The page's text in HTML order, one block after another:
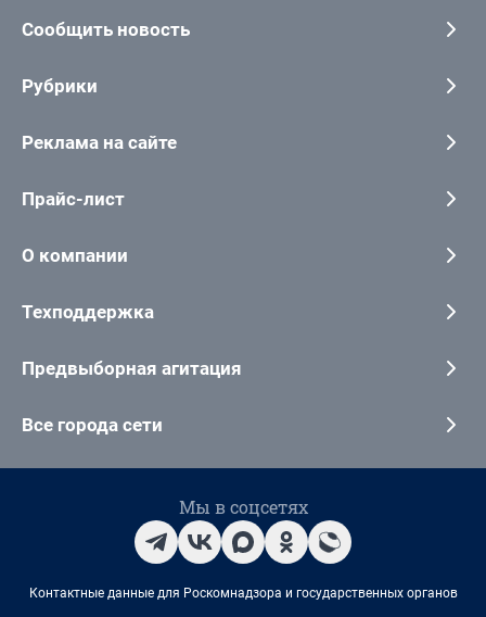
Сообщить новость
Рубрики
Реклама на сайте
Прайс-лист
О компании
Техподдержка
Предвыборная агитация
Все города сети
Мы в соцсетях
Контактные данные для Роскомнадзора и государственных органов